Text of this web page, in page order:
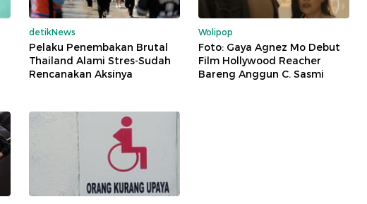
detikNews
Pelaku Penembakan Brutal
Thailand Alami Stres-Sudah
Rencanakan Aksinya
Wolipop
Foto: Gaya Agnez Mo Debut
Film Hollywood Reacher
Bareng Anggun C. Sasmi